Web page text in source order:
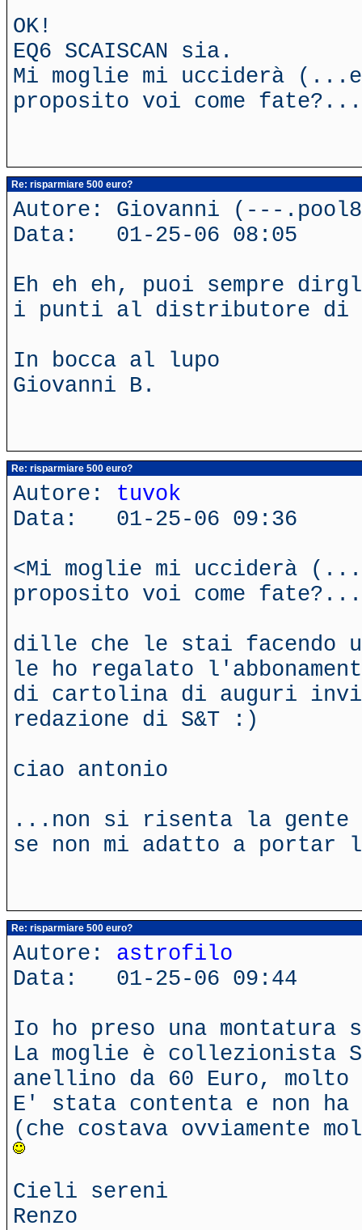
OK!
EQ6 SCAISCAN sia.
Mi moglie mi ucciderà
proposito voi come
Re: risparmiare 500 euro?
Autore: Giovanni (---
Data: 01-25-06 08:05
Eh eh eh, puoi sempre
i punti al distributore di
In bocca al lupo
Giovanni B.
Re: risparmiare 500 euro?
Autore: tuvok
Data: 01-25-06 09:36
<Mi moglie mi ucciderà
proposito voi come
dille che le stai facendo
le ho regalato
di cartolina di auguri
redazione di S&T :)
ciao antonio
...non si risenta la gente
se non mi adatto a portar
Re: risparmiare 500 euro?
Autore: astrofilo
Data: 01-25-06 09:44
Io ho preso una montatura
La moglie è collezionista
anellino da 60 Euro,
E' stata contenta e non
(che costava ovviamente
Cieli sereni
Renzo